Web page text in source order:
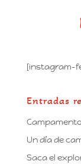
[instagram-
Entradas
Un día de
Saca el